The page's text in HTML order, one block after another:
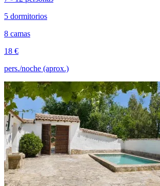
5 dormitorios
8 camas
18 €
pers./noche (aprox.)